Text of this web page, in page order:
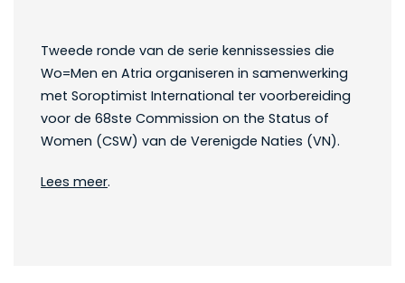
Tweede ronde van de serie kennissessies die
Wo=Men en Atria organiseren in samenwerking
met Soroptimist International ter voorbereiding
voor de 68ste Commission on the Status of
Women (CSW) van de Verenigde Naties (VN).
Lees meer.